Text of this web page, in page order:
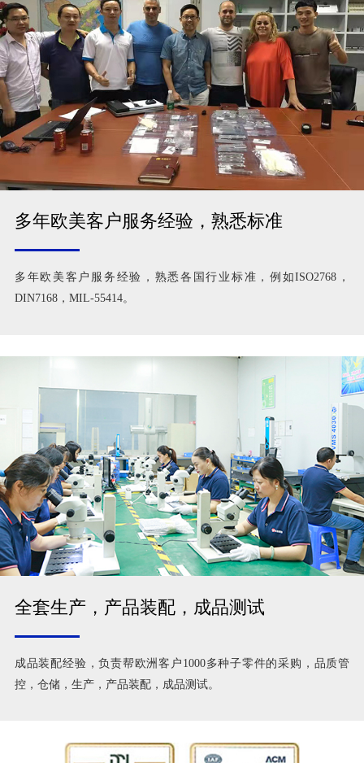
多年欧美客户服务经验，熟悉标准
多年欧美客户服务经验，熟悉各国行业标准，例如ISO2768，
DIN7168，MIL-55414。
全套生产，产品装配，成品测试
成品装配经验，负责帮欧洲客户1000多种子零件的采购，品质管
控，仓储，生产，产品装配，成品测试。